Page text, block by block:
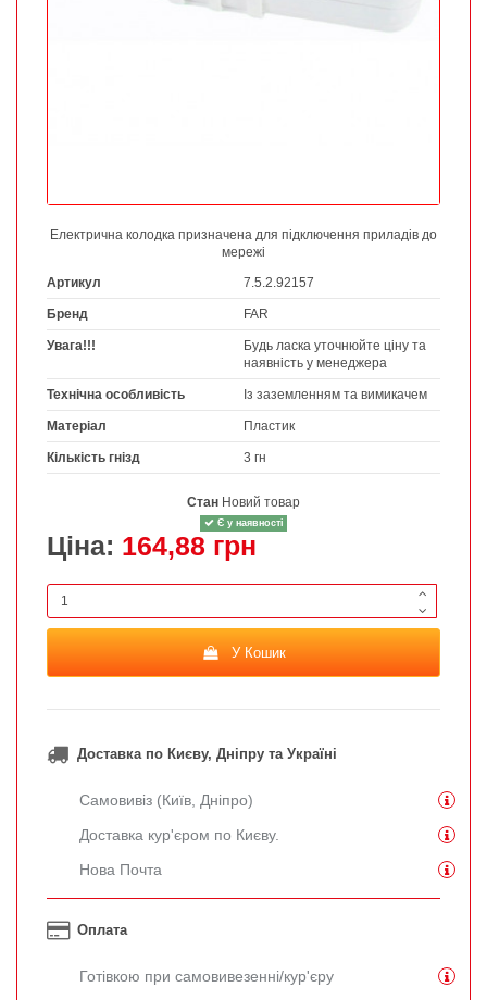
Електрична колодка призначена для підключення приладів до
мережі
Артикул
7.5.2.92157
Бренд FAR
Увага!!!
Будь ласка уточнюйте ціну та
наявність у менеджера
Технічна особливість Із заземленням та вимикачем
Матеріал Пластик
Кількість гнізд 3 гн
Стан Новий товар
Є у наявності
Ціна: 164,88 грн
У Кошик
Доставка по Києву, Дніпру та Україні
Самовивіз (Київ, Дніпро)
Доставка кур'єром по Києву.
Нова Почта
Оплата
Готівкою при самовивезенні/кур'єру